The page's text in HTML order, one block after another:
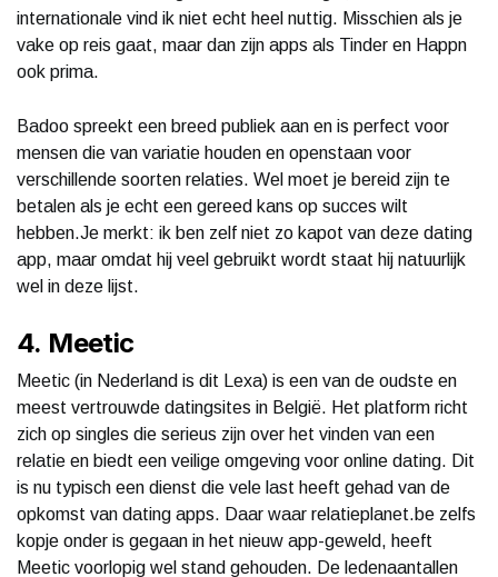
internationale vind ik niet echt heel nuttig. Misschien als je
vake op reis gaat, maar dan zijn apps als Tinder en Happn
ook prima.
Badoo spreekt een breed publiek aan en is perfect voor
mensen die van variatie houden en openstaan voor
verschillende soorten relaties. Wel moet je bereid zijn te
betalen als je echt een gereed kans op succes wilt
hebben.Je merkt: ik ben zelf niet zo kapot van deze dating
app, maar omdat hij veel gebruikt wordt staat hij natuurlijk
wel in deze lijst.
4. Meetic
Meetic (in Nederland is dit Lexa) is een van de oudste en
meest vertrouwde datingsites in België. Het platform richt
zich op singles die serieus zijn over het vinden van een
relatie en biedt een veilige omgeving voor online dating. Dit
is nu typisch een dienst die vele last heeft gehad van de
opkomst van dating apps. Daar waar relatieplanet.be zelfs
kopje onder is gegaan in het nieuw app-geweld, heeft
Meetic voorlopig wel stand gehouden. De ledenaantallen